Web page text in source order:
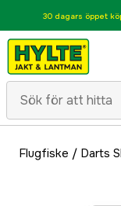
30 dagars öppet
Flugfiske / Darts